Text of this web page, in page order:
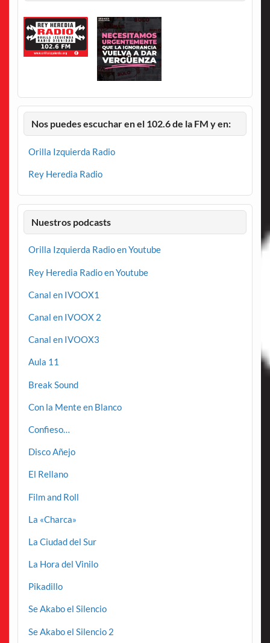
Nos puedes escuchar en el 102.6 de la FM y en:
Orilla Izquierda Radio
Rey Heredia Radio
Nuestros podcasts
Orilla Izquierda Radio en Youtube
Rey Heredia Radio en Youtube
Canal en IVOOX1
Canal en IVOOX 2
Canal en IVOOX3
Aula 11
Break Sound
Con la Mente en Blanco
Confieso…
Disco Añejo
El Rellano
Film and Roll
La «Charca»
La Ciudad del Sur
La Hora del Vinilo
Pikadillo
Se Akabo el Silencio
Se Akabo el Silencio 2